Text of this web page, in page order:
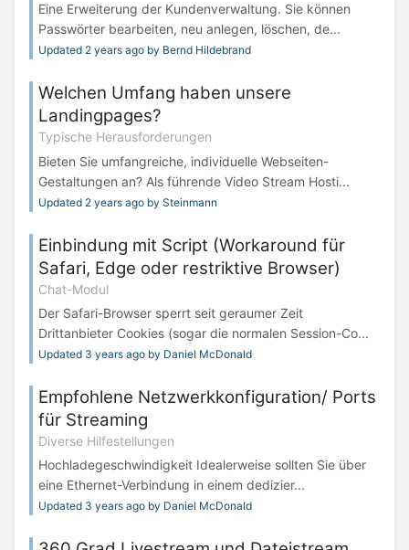
Eine Erweiterung der Kundenverwaltung. Sie können
Passwörter bearbeiten, neu anlegen, löschen, de...
Updated 2 years ago by Bernd Hildebrand
Welchen Umfang haben unsere
Landingpages?
Typische Herausforderungen
Bieten Sie umfangreiche, individuelle Webseiten-
Gestaltungen an? Als führende Video Stream Hosti...
Updated 2 years ago by Steinmann
Einbindung mit Script (Workaround für
Safari, Edge oder restriktive Browser)
Chat-Modul
Der Safari-Browser sperrt seit geraumer Zeit
Drittanbieter Cookies (sogar die normalen Session-Co...
Updated 3 years ago by Daniel McDonald
Empfohlene Netzwerkkonfiguration/ Ports
für Streaming
Diverse Hilfestellungen
Hochladegeschwindigkeit Idealerweise sollten Sie über
eine Ethernet-Verbindung in einem dedizier...
Updated 3 years ago by Daniel McDonald